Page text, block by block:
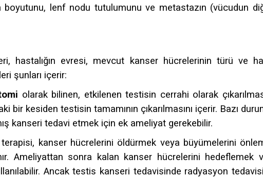
lenf nodu tutulumunu ve metastazın (vücudun
hastalığın evresi, mevcut kanser hücrelerinin türü ve
şunları içerir:
olarak bilinen, etkilenen testisin cerrahi olarak
bir kesiden testisin tamamının çıkarılmasını içerir. Bazı
kanseri tedavi etmek için ek ameliyat gerekebilir.
kanser hücrelerini öldürmek veya büyümelerini
Ameliyattan sonra kalan kanser hücrelerini hedeflemek
Ancak testis kanseri tedavisinde radyasyon